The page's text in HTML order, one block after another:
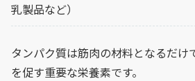
乳製品など）
タンパク質は筋肉の材料となるだけ
を促す重要な栄養素です。